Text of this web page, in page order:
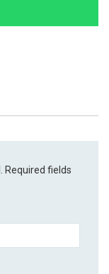
Required fields